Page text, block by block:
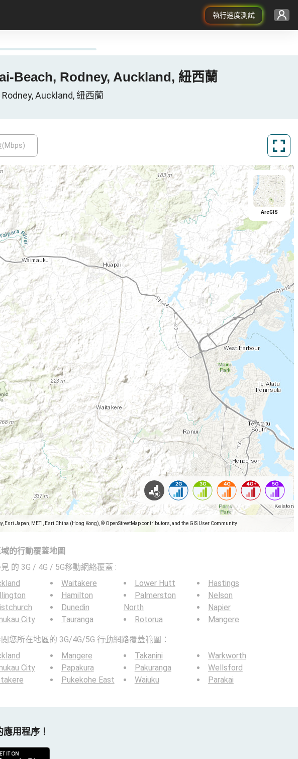
執行速度測試
Beach, Rodney, Auckland, 紐西蘭
Auckland, 紐西蘭
(Mbps)
Esri Japan, METI, Esri China (Hong Kong), © OpenStreetMap contributors, and the GIS User Community
ArcGIS
的行動覆蓋地圖
的 3G / 4G / 5G移動網絡覆蓋 :
City
Waitakere
Hamilton
Dunedin
Tauranga
Lower Hutt
Palmerston
North
Rotorua
Hastings
Nelson
Napier
Mangere
您所在地區的 3G/4G/5G 行動網路覆蓋範圍：
City
Mangere
Papakura
Pukekohe East
Takanini
Pakuranga
Waiuku
Warkworth
Wellsford
Parakai
用程序！